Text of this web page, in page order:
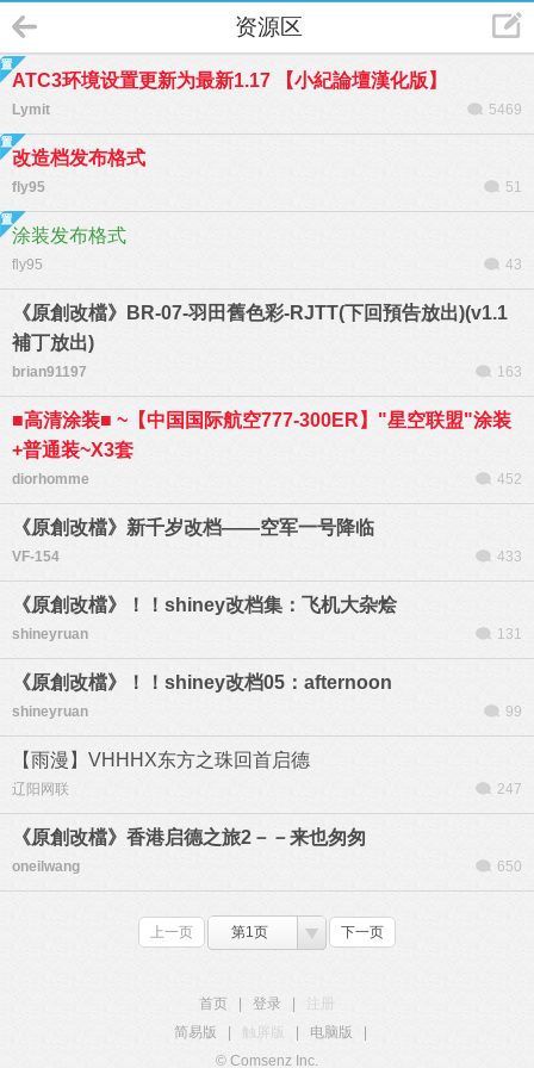
资源区
ATC3环境设置更新为最新1.17 【小紀論壇漢化版】
Lymit 5469
改造档发布格式
fly95 51
涂装发布格式
fly95 43
《原創改檔》BR-07-羽田舊色彩-RJTT(下回預告放出)(v1.1
補丁放出)
brian91197 163
■高清涂装■ ~【中国国际航空777-300ER】"星空联盟"涂装
+普通装~X3套
diorhomme 452
《原創改檔》新千岁改档——空军一号降临
VF-154 433
《原創改檔》！！shiney改档集：飞机大杂烩
shineyruan 131
《原創改檔》！！shiney改档05：afternoon
shineyruan 99
【雨漫】VHHHX东方之珠回首启德
辽阳网联 247
《原創改檔》香港启德之旅2－－来也匆匆
oneilwang 650
上一页 第1页 下一页
首页 登录
简易版
触屏版 电脑版
© Comsenz Inc.